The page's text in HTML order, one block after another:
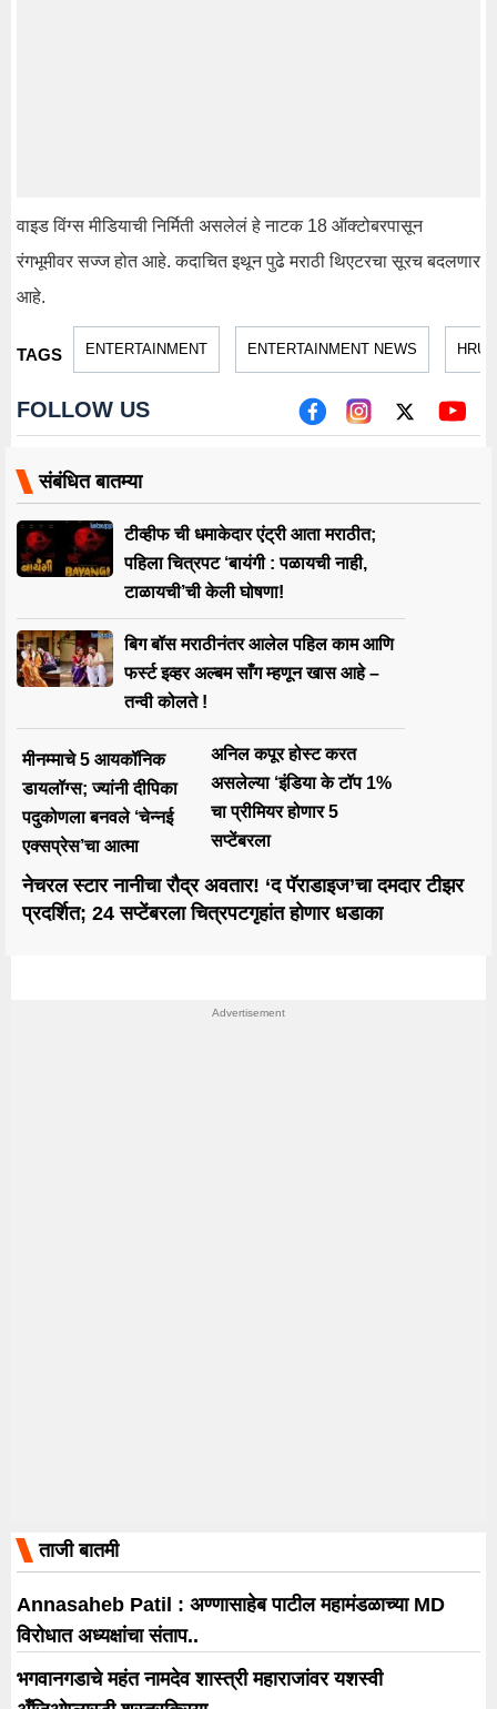
वाइड विंग्स मीडियाची निर्मिती असलेलं हे नाटक 18 ऑक्टोबरपासून
रंगभूमीवर सज्ज होत आहे. कदाचित इथून पुढे मराठी थिएटरचा सूरच बदलणार
आहे.
TAGS ENTERTAINMENT ENTERTAINMENT NEWS
FOLLOW US
संबंधित बातम्या
टीव्हीफ ची धमाकेदार एंट्री आता मराठीत;
पहिला चित्रपट ‘बायंगी : पळायची नाही,
टाळायची’ची केली घोषणा!
बिग बॉस मराठीनंतर आलेल पहिल काम आणि
फर्स्ट इव्हर अल्बम साँग म्हणून खास आहे –
तन्वी कोलते !
मीनम्माचे 5 आयकॉनिक
डायलॉग्स; ज्यांनी दीपिका
पदुकोणला बनवले ‘चेन्नई
एक्सप्रेस’चा आत्मा
अनिल कपूर होस्ट करत
असलेल्या ‘इंडिया के टॉप 1%
चा प्रीमियर होणार 5
सप्टेंबरला
नेचरल स्टार नानीचा रौद्र अवतार! ‘द पॅराडाइज’चा दमदार टीझर
प्रदर्शित; 24 सप्टेंबरला चित्रपटगृहांत होणार धडाका
ताजी बातमी
Annasaheb Patil : अण्णासाहेब पाटील महामंडळाच्या MD
विरोधात अध्यक्षांचा संताप..
भगवानगडाचे महंत नामदेव शास्त्री महाराजांवर यशस्वी